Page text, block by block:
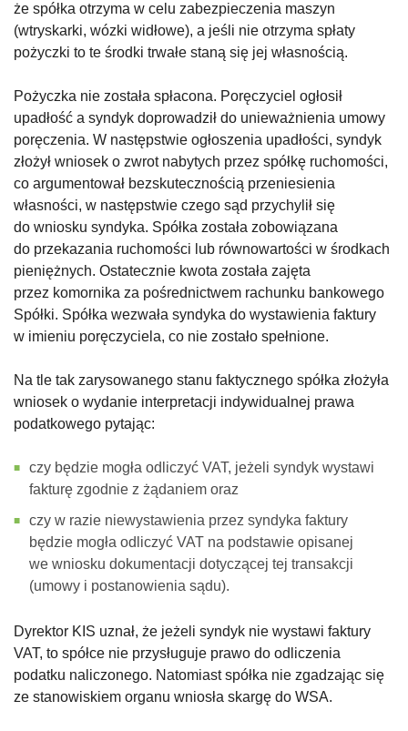
że spółka otrzyma w celu zabezpieczenia maszyn
(wtryskarki, wózki widłowe), a jeśli nie otrzyma spłaty
pożyczki to te środki trwałe staną się jej własnością.
Pożyczka nie została spłacona. Poręczyciel ogłosił
upadłość a syndyk doprowadził do unieważnienia umowy
poręczenia. W następstwie ogłoszenia upadłości, syndyk
złożył wniosek o zwrot nabytych przez spółkę ruchomości,
co argumentował bezskutecznością przeniesienia
własności, w następstwie czego sąd przychylił się
do wniosku syndyka. Spółka została zobowiązana
do przekazania ruchomości lub równowartości w środkach
pieniężnych. Ostatecznie kwota została zajęta
przez komornika za pośrednictwem rachunku bankowego
Spółki. Spółka wezwała syndyka do wystawienia faktury
w imieniu poręczyciela, co nie zostało spełnione.
Na tle tak zarysowanego stanu faktycznego spółka złożyła
wniosek o wydanie interpretacji indywidualnej prawa
podatkowego pytając:
czy będzie mogła odliczyć VAT, jeżeli syndyk wystawi
fakturę zgodnie z żądaniem oraz
czy w razie niewystawienia przez syndyka faktury
będzie mogła odliczyć VAT na podstawie opisanej
we wniosku dokumentacji dotyczącej tej transakcji
(umowy i postanowienia sądu).
Dyrektor KIS uznał, że jeżeli syndyk nie wystawi faktury
VAT, to spółce nie przysługuje prawo do odliczenia
podatku naliczonego. Natomiast spółka nie zgadzając się
ze stanowiskiem organu wniosła skargę do WSA.